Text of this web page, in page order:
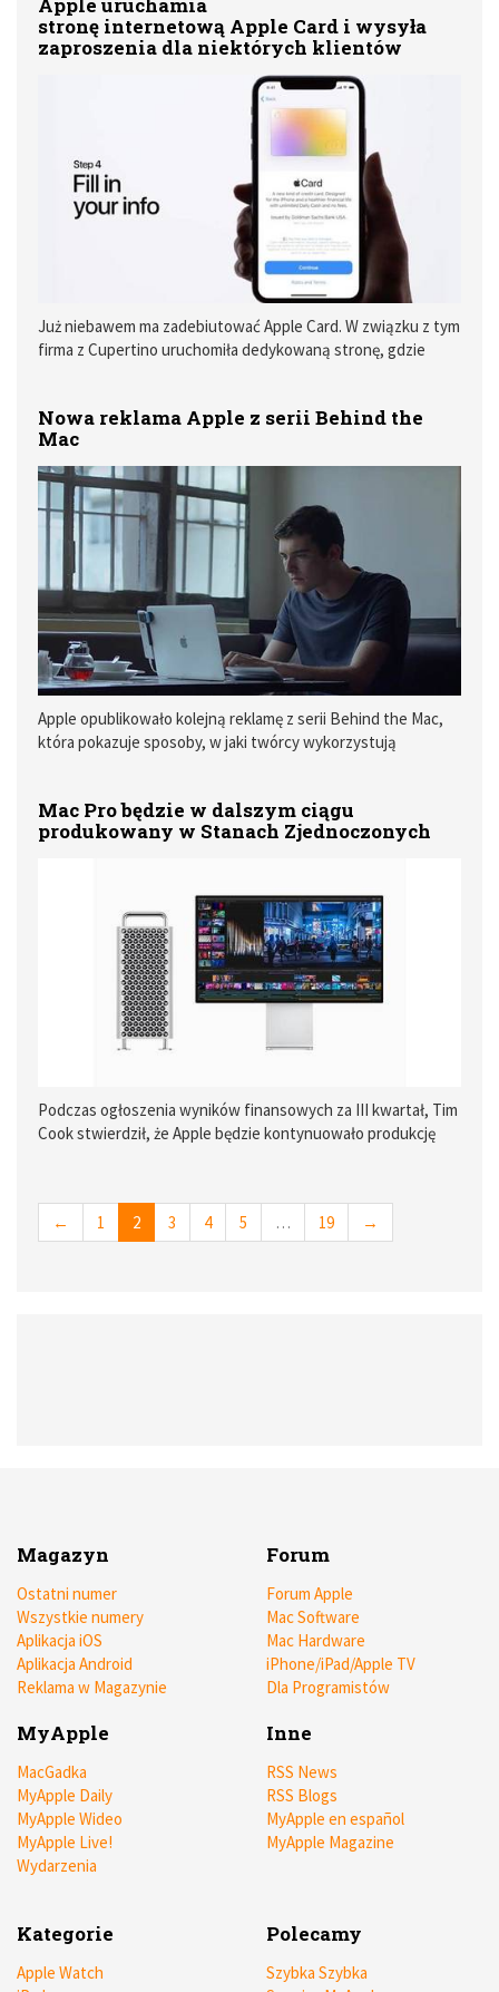
stronę internetową Apple Card i wysyła
zaproszenia dla niektórych klientów
Już niebawem ma zadebiutować Apple Card. W związku z tym
firma z Cupertino uruchomiła dedykowaną stronę, gdzie
programu Apple Card Preview.
Nowa reklama Apple z serii Behind the
Mac
Apple opublikowało kolejną reklamę z serii Behind the Mac,
która pokazuje sposoby, w jaki twórcy wykorzystują
Mac Pro będzie w dalszym ciągu
produkowany w Stanach Zjednoczonych
Podczas ogłoszenia wyników finansowych za III kwartał, Tim
Cook stwierdził, że Apple będzie kontynuowało produkcję
← 1 2 3 4 5 … 19 →
Magazyn
Ostatni numer
Wszystkie numery
Aplikacja iOS
Aplikacja Android
Reklama w Magazynie
Forum
Forum Apple
Mac Software
Mac Hardware
iPhone/iPad/Apple TV
Dla Programistów
MyApple
MacGadka
MyApple Daily
MyApple Wideo
MyApple Live!
Wydarzenia
Inne
RSS News
RSS Blogs
MyApple en español
MyApple Magazine
Kategorie
Apple Watch
Polecamy
Szybka Szybka